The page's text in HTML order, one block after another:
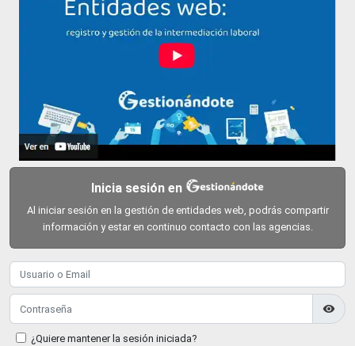
Inicia sesión en
Al iniciar sesión en la gestión de entidades web, podrás compartir
información y estar en continuo contacto con las agencias.
visibility
¿Quiere mantener la sesión iniciada?